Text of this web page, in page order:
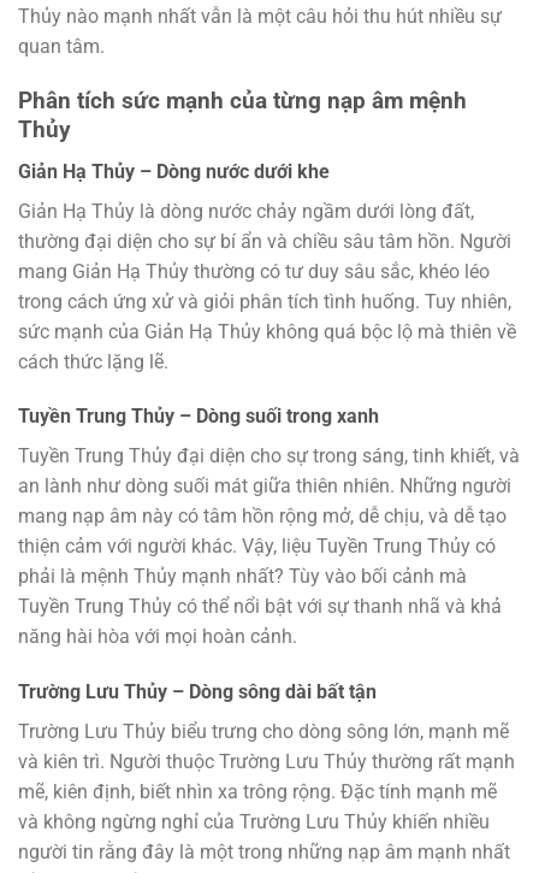
Thủy nào mạnh nhất vẫn là một câu hỏi thu hút nhiều sự
quan tâm.
Phân tích sức mạnh của từng nạp âm mệnh
Thủy
Giản Hạ Thủy – Dòng nước dưới khe
Giản Hạ Thủy là dòng nước chảy ngầm dưới lòng đất,
thường đại diện cho sự bí ẩn và chiều sâu tâm hồn. Người
mang Giản Hạ Thủy thường có tư duy sâu sắc, khéo léo
trong cách ứng xử và giỏi phân tích tình huống. Tuy nhiên,
sức mạnh của Giản Hạ Thủy không quá bộc lộ mà thiên về
cách thức lặng lẽ.
Tuyền Trung Thủy – Dòng suối trong xanh
Tuyền Trung Thủy đại diện cho sự trong sáng, tinh khiết, và
an lành như dòng suối mát giữa thiên nhiên. Những người
mang nạp âm này có tâm hồn rộng mở, dễ chịu, và dễ tạo
thiện cảm với người khác. Vậy, liệu Tuyền Trung Thủy có
phải là mệnh Thủy mạnh nhất? Tùy vào bối cảnh mà
Tuyền Trung Thủy có thể nổi bật với sự thanh nhã và khả
năng hài hòa với mọi hoàn cảnh.
Trường Lưu Thủy – Dòng sông dài bất tận
Trường Lưu Thủy biểu trưng cho dòng sông lớn, mạnh mẽ
và kiên trì. Người thuộc Trường Lưu Thủy thường rất mạnh
mẽ, kiên định, biết nhìn xa trông rộng. Đặc tính mạnh mẽ
và không ngừng nghỉ của Trường Lưu Thủy khiến nhiều
người tin rằng đây là một trong những nạp âm mạnh nhất